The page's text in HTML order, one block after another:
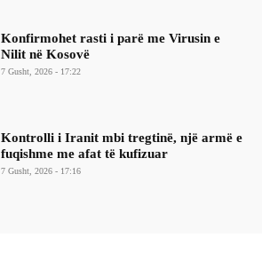
Konfirmohet rasti i parë me Virusin e
Nilit në Kosovë
7 Gusht, 2026 - 17:22
Kontrolli i Iranit mbi tregtinë, një armë e
fuqishme me afat të kufizuar
7 Gusht, 2026 - 17:16